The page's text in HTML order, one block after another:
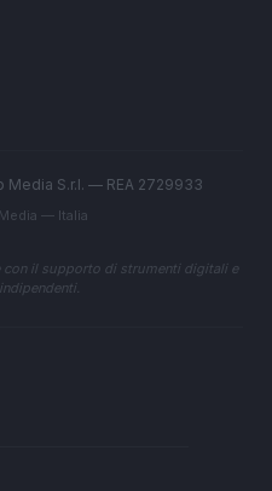
S.r.l. — REA 2729933
— Italia
con il supporto di strumenti digitali e